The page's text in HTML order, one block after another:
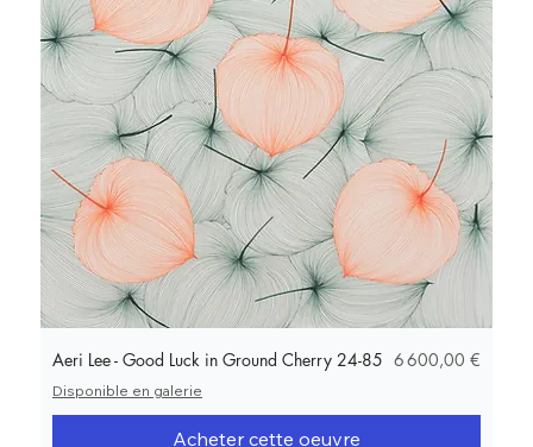
Aeri Lee - Good Luck in Ground Cherry 24-85 Prix
6 600,00 €
Disponible en galerie
Acheter cette oeuvre